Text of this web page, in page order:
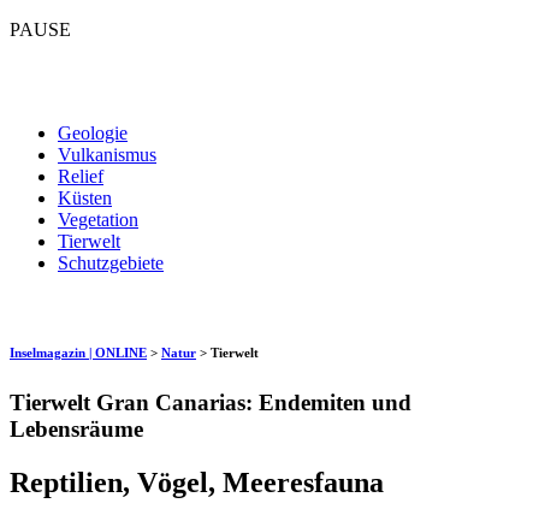
PAUSE
Geologie
Vulkanismus
Relief
Küsten
Vegetation
Tierwelt
Schutzgebiete
Inselmagazin | ONLINE > Natur > Tierwelt
Tierwelt Gran Canarias: Endemiten und
Lebensräume
Reptilien, Vögel, Meeresfauna